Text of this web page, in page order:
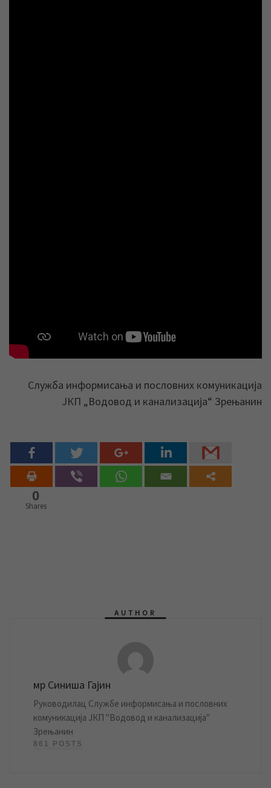
Служба информисања и пословних комуникација
ЈКП „Водовод и канализација“ Зрењанин
0
Shares
AUTHOR
мр Синиша Гајин
Руководилац Службе информисања и пословних
комуникација ЈКП "Водовод и канализација"
Зрењанин
861 POSTS